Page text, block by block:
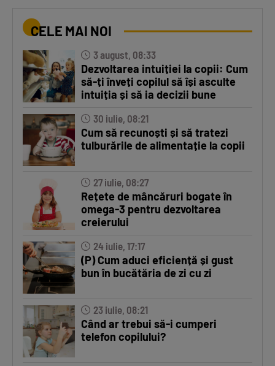
CELE MAI NOI
3 august, 08:33
Dezvoltarea intuiției la copii: Cum
să-ți înveți copilul să își asculte
intuiția și să ia decizii bune
30 iulie, 08:21
Cum să recunoști și să tratezi
tulburările de alimentație la copii
27 iulie, 08:27
Rețete de mâncăruri bogate în
omega-3 pentru dezvoltarea
creierului
24 iulie, 17:17
(P) Cum aduci eficiență și gust
bun în bucătăria de zi cu zi
23 iulie, 08:21
Când ar trebui să-i cumperi
telefon copilului?